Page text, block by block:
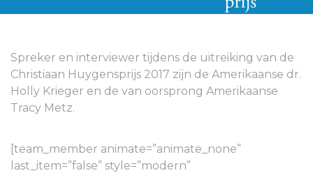
Spreker en interviewer tijdens de uitreiking van de
Christiaan Huygensprijs 2017 zijn de Amerikaanse dr.
Holly Krieger en de van oorsprong Amerikaanse
Tracy Metz.
[team_member animate=”animate_none”
last_item=”false” style=”modern”